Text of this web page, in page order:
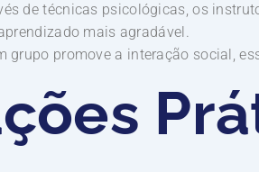
de técnicas psicológicas, os
mais agradável.
grupo promove a interação social,